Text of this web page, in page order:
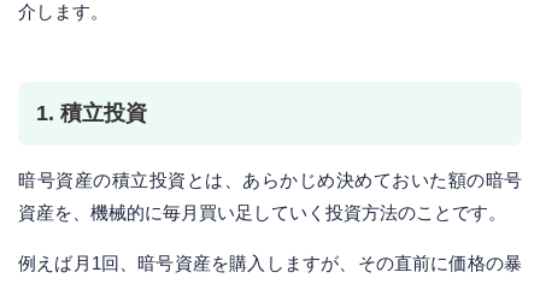
介します。
1. 積立投資
暗号資産の積立投資とは、あらかじめ決めておいた額の暗号
資産を、機械的に毎月買い足していく投資方法のことです。
例えば月1回、暗号資産を購入しますが、その直前に価格の暴